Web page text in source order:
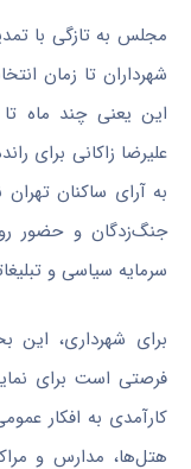
این یعنی چند ماه
علیرضا زاکانی برای
به آرای ساکنان
جنگ‌زدگان و حضور
سرمایه سیاسی و
برای شهرداری، این
فرصتی است برای
کارآمدی به افکار
هتل‌ها، مدارس و